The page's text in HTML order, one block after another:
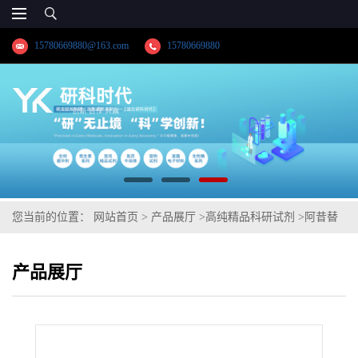
15780669880@163.com 15780669880
您当前的位置： 网站首页 > 产品展厅 >高纯精品科研试剂 > 阿昔替
产品展厅